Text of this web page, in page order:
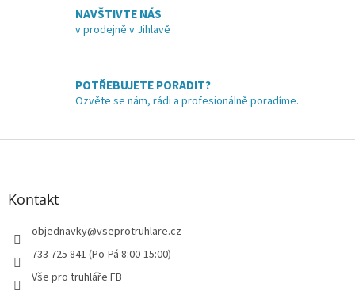
y
v
ý
i
NAVŠTIVTE NÁS
v prodejně v Jihlavě
POTŘEBUJETE PORADIT?
Ozvěte se nám, rádi a profesionálně poradíme.
Z
Kontakt
objednavky@vseprotruhlare.cz
733 725 841 (Po-Pá 8:00-15:00)
Vše pro truhláře FB